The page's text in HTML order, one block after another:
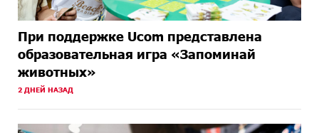
При поддержке Ucom представлена
образовательная игра «Запоминай
животных»
2 ДНЕЙ НАЗАД